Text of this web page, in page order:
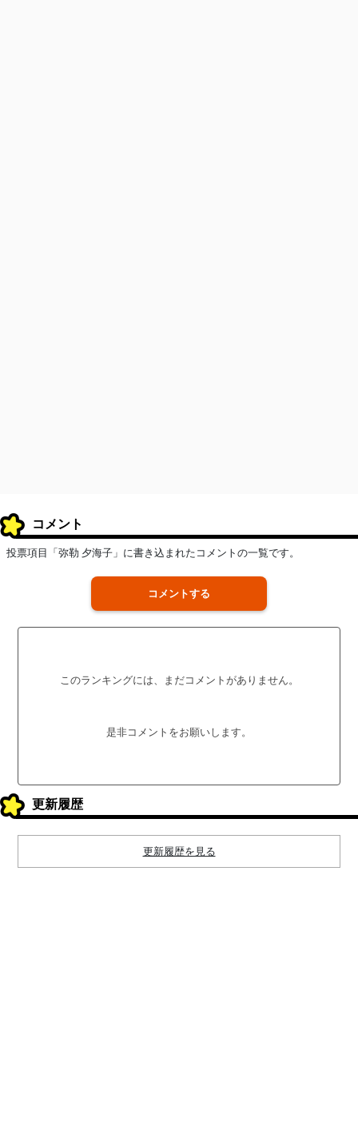
コメント
投票項目「弥勒 夕海子」に書き込まれたコメントの一覧です。
コメントする
このランキングには、まだコメントがありません。
是非コメントをお願いします。
更新履歴
更新履歴を見る